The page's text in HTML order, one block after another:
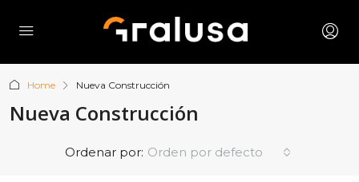
Home Nueva Construcción
Nueva Construcción
Ordenar por: Orden por defecto